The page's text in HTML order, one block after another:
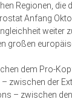
Regionen, die
Anfang
weiter
großen
dem Pro-
– zwischen der
– zwischen